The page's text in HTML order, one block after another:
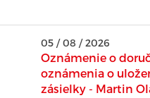
05 / 08 / 2026
Oznámenie o
oznámenia o
zásielky - Martin